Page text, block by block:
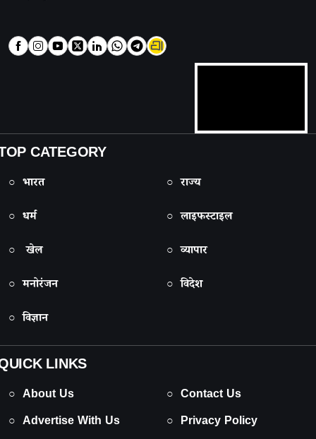
CATEGORY
○ भारत
○ राज्य
○ धर्म
○ लाइफस्टाइल
○ खेल
○ व्यापार
○ मनोरंजन
○ विदेश
○ विज्ञान
LINKS
○ About Us
○ Contact Us
○ Advertise With Us
○ Privacy Policy